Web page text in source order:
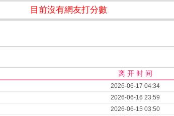
目前沒有網友打分數
离 开 时 间
2026-06-17 04:34
2026-06-16 23:59
2026-06-15 03:50